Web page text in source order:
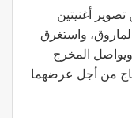
أغنيتين
واستغرق
المخرج
من أجل عرضهما